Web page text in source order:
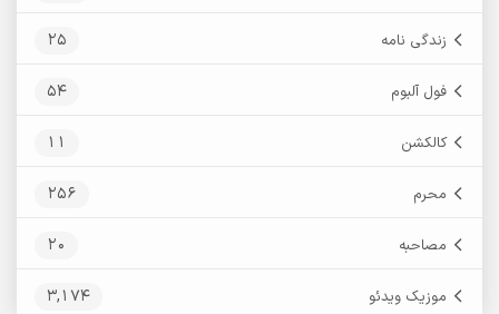
زندگی نامه 25
فول آلبوم 54
کالکشن 11
محرم 256
مصاحبه 20
موزیک ویدئو 3,174